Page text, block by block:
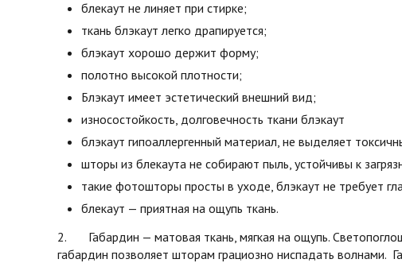
блекаут не линяет при стирке;
ткань блэкаут легко драпируется;
блэкаут хорошо держит форму;
полотно высокой плотности;
Блэкаут имеет эстетический внешний вид;
износостойкость, долговечность ткани блэкаут
блэкаут гипоаллергенный материал, не выделяет
шторы из блекаута не собирают пыль, устойчивы к
такие фотошторы просты в уходе, блэкаут не требует
блекаут — приятная на ощупь ткань.
2. Габардин — матовая ткань, мягкая на ощупь.
габардин позволяет шторам грациозно ниспадать